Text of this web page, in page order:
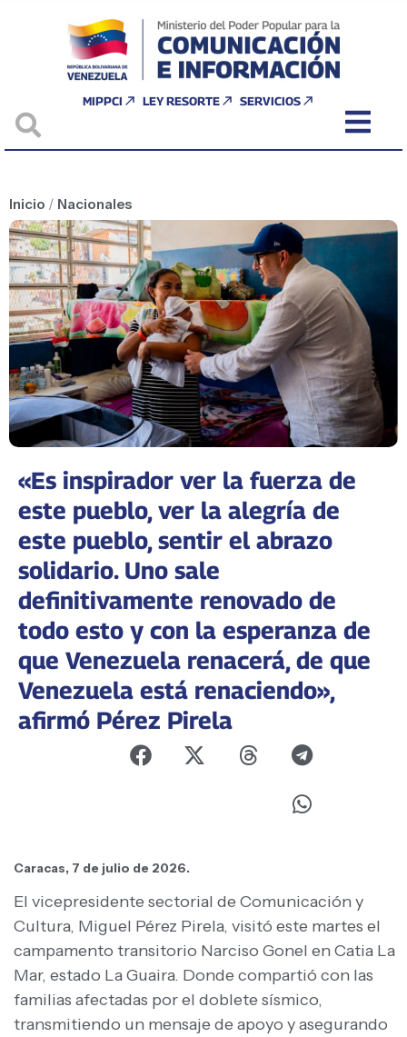
MIPPCI LEY RESORTE SERVICIOS
Inicio / Nacionales
«Es inspirador ver la fuerza de
este pueblo, ver la alegría de
este pueblo, sentir el abrazo
solidario. Uno sale
definitivamente renovado de
todo esto y con la esperanza de
que Venezuela renacerá, de que
Venezuela está renaciendo»,
afirmó Pérez Pirela
Caracas, 7 de julio de 2026.
El vicepresidente sectorial de Comunicación y
Cultura, Miguel Pérez Pirela, visitó este martes el
campamento transitorio Narciso Gonel en Catia La
Mar, estado La Guaira. Donde compartió con las
familias afectadas por el doblete sísmico,
transmitiendo un mensaje de apoyo y asegurando